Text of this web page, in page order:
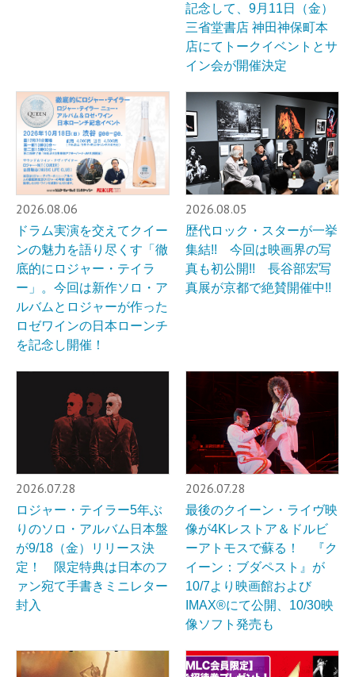
記念して、9月11日（金）
三省堂書店 神田神保町本
店にてトークイベントとサ
イン会が開催決定
2026.08.06
ドラム実演を交えてクイー
ンの魅力を語り尽くす「徹
底的にロジャー・テイラ
ー」。今回は新作ソロ・ア
ルバムとロジャーが作った
ロゼワインの日本ローンチ
を記念し開催！
2026.08.05
歴代ロック・スターが一挙
集結!! 今回は映画界の写
真も初公開!! 長谷部宏写
真展が京都で絶賛開催中!!
2026.07.28
ロジャー・テイラー5年ぶ
りのソロ・アルバム日本盤
が9/18（金）リリース決
定！ 限定特典は日本のフ
ァン宛て手書きミニレター
封入
2026.07.28
最後のクイーン・ライヴ映
像が4Kレストア＆ドルビ
ーアトモスで蘇る！ 『ク
イーン：ブダペスト』が
10/7より映画館および
IMAX®︎にて公開、10/30映
像ソフト発売も